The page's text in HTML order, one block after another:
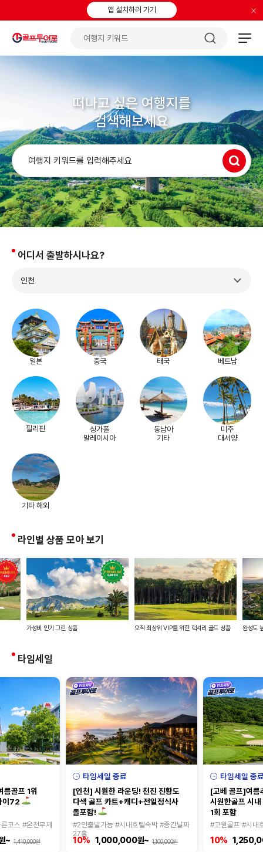
앱 설치하러 가기 ×
떠나고 싶은 여행지를
검색해보세요
어디서 출발하시나요?
인천
일본 중국 태국 베트남
필리핀
싱가폴
말레이시아
동남아
기타
미주
대서양
기타 해외
라인별 상품 모아 보기
가성비 인기 그린 상품 오직 최상위 VIP를 위한 럭셔리 골드 상품 완성도
타임세일
골프 1위
이72
코스 #온천무제
~ 1,410,000원
타임세일 종료
[인천] 시원한 라운딩! 천진 진황도
다색 골프 카트+캐디+전일정식사
올포함!
#2인출발가능 #시내호텔숙박 #중간날짜
27홀
10% 1,000,000원~ 1,100,000원
타임세일 종
[고베 골프]여
시원한골프 시
1회 포함
#고원골프 #시내
10%